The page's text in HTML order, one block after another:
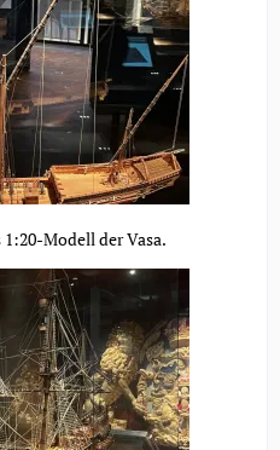
Modell der Vasa.